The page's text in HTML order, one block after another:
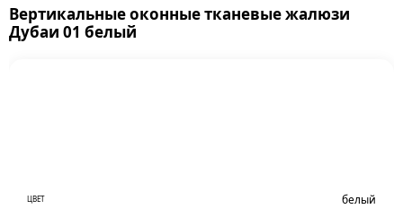
Вертикальные оконные тканевые жалюзи
Дубаи 01 белый
ЦВЕТ белый